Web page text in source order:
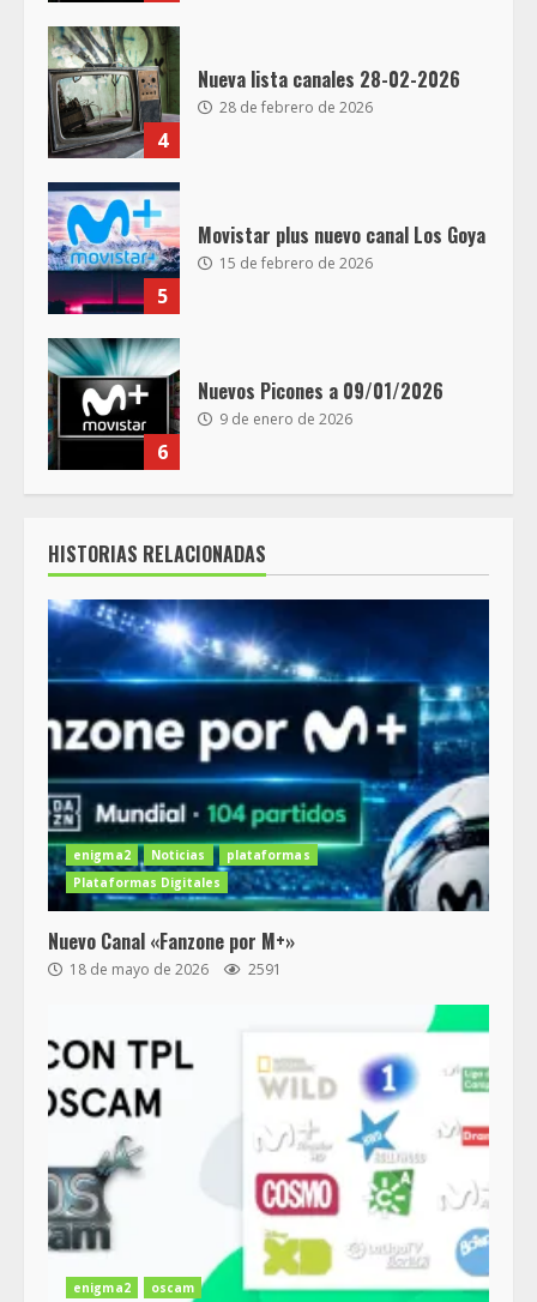
4
Nueva lista canales 28-02-2026
28 de febrero de 2026
5
Movistar plus nuevo canal Los Goya
15 de febrero de 2026
6
Nuevos Picones a 09/01/2026
9 de enero de 2026
HISTORIAS RELACIONADAS
enigma2 Noticias
plataformas
Plataformas Digitales
Nuevo Canal «Fanzone por M+»
18 de mayo de 2026 2591
enigma2 oscam